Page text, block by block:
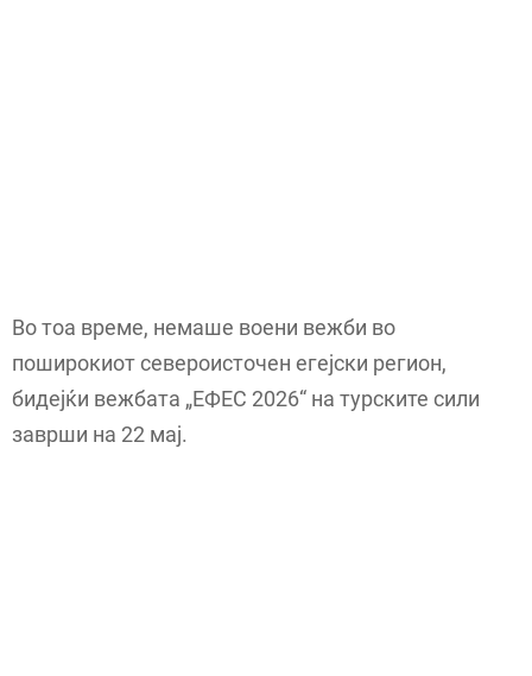
Во тоа време, немаше воени вежби во
поширокиот североисточен егејски регион,
бидејќи вежбата „ЕФЕС 2026“ на турските сили
заврши на 22 мај.